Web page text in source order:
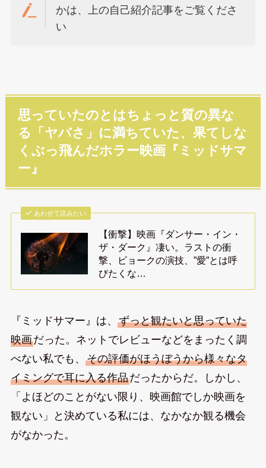
かは、上の自己紹介記事をご覧くださ
い
思っていたのとはちょっと質の異な
る「ヤバさ」に満ちていた、果てしな
くぶっ飛んだホラー映画『ミッドサマ
ー』
あわせて読みたい
【衝撃】映画『ダンサー・イン・
ザ・ダーク』凄い。ラストの衝
撃、ビョークの演技、”愛”とは呼
びたくな…
『ミッドサマー』は、 ずっと観たいと思っていた
映画だった。ネットでレビューなどをまったく調
べない私でも、 その評価がほうぼうから様々なタ
イミングで耳に入る作品だったからだ。しかし、
「よほどのことがない限り、映画館でしか映画を
観ない」と決めている私には、なかなか観る機会
がなかった。